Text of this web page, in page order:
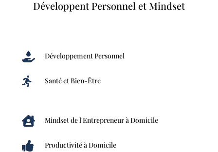
Développent Personnel et Mindset
 Développement Personnel
 Santé et Bien-Être
 Mindset de l'Entrepreneur à Domicile
 Productivité à Domicile